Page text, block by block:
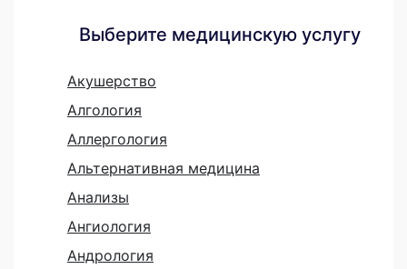
Выберите медицинскую услугу
Акушерство
Алгология
Аллергология
Альтернативная медицина
Анализы
Ангиология
Андрология